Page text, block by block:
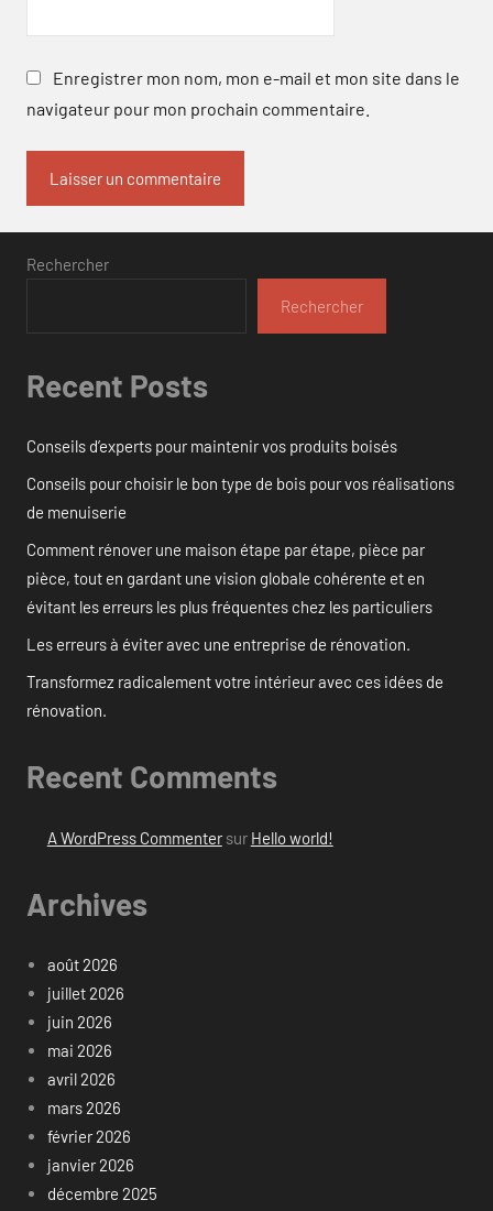
Enregistrer mon nom, mon e-mail et mon site dans le
navigateur pour mon prochain commentaire.
Rechercher
Rechercher
Recent Posts
Conseils d’experts pour maintenir vos produits boisés
Conseils pour choisir le bon type de bois pour vos réalisations
de menuiserie
Comment rénover une maison étape par étape, pièce par
pièce, tout en gardant une vision globale cohérente et en
évitant les erreurs les plus fréquentes chez les particuliers
Les erreurs à éviter avec une entreprise de rénovation.
Transformez radicalement votre intérieur avec ces idées de
rénovation.
Recent Comments
A WordPress Commentersur Hello world!
Archives
août 2026
juillet 2026
juin 2026
mai 2026
avril 2026
mars 2026
février 2026
janvier 2026
décembre 2025